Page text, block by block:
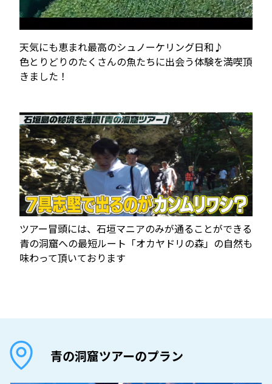
天気にも恵まれ最高のシュノーケリング日和♪
色とりどりのたくさんの魚たちに出会う体験を満喫頂
きました！
ツアー冒頭には、石垣マニアのみが通ることができる
青の洞窟への最短ルート「オカヤドリの森」の自然も
味わって頂いております
青の洞窟ツアーのプラン